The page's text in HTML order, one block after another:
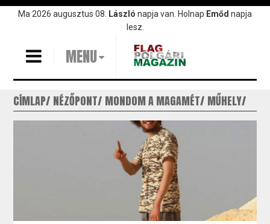
UgrásMa 2026 augusztus 08. László napja van. Holnap Emőd napja
lesz.
MENU
CÍMLAP NÉZŐPONT MONDOM A MAGAMÉT MŰHELY